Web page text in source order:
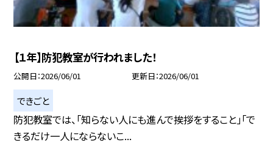
【１年】防犯教室が行われました！
公開日 2026/06/01 更新日 2026/06/01
できごと
防犯教室では、「知らない人にも進んで挨拶をすること」「で
きるだけ一人にならないこ...